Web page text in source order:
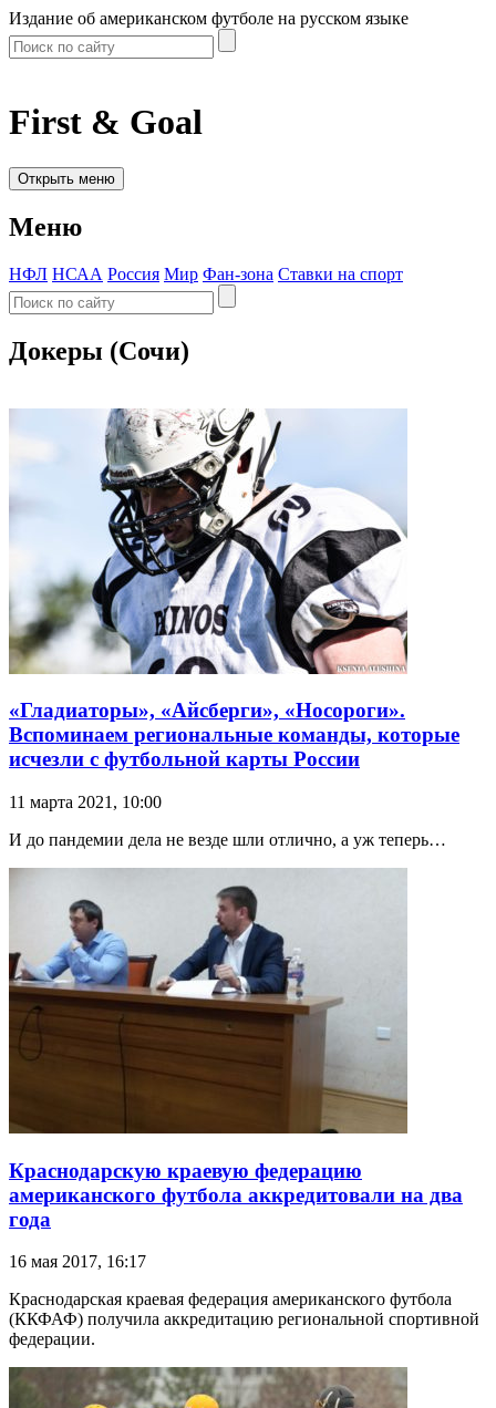
Издание об американском футболе на русском языке
First & Goal
Открыть меню
Меню
НФЛ НСАА Россия Мир Фан-зона Ставки на спорт
Докеры (Сочи)
«Гладиаторы», «Айсберги», «Носороги».
Вспоминаем региональные команды, которые
исчезли с футбольной карты России
11 марта 2021, 10:00
И до пандемии дела не везде шли отлично, а уж теперь…
Краснодарскую краевую федерацию
американского футбола аккредитовали на два
года
16 мая 2017, 16:17
Краснодарская краевая федерация американского футбола
(ККФАФ) получила аккредитацию региональной спортивной
федерации.